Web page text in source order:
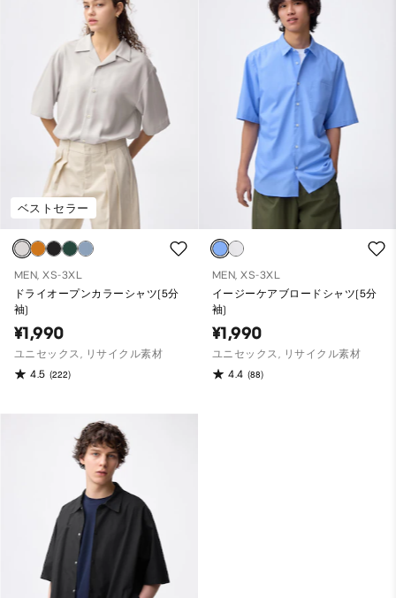
ベストセラー
MEN, XS-3XL
ドライオープンカラーシャツ(5分
袖)
¥1,990
ユニセックス, リサイクル素材
4.5 (222)
MEN, XS-3XL
イージーケアブロードシャツ(5分
袖)
¥1,990
ユニセックス, リサイクル素材
4.4 (88)